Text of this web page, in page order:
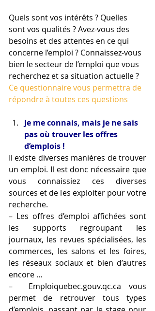
Quels sont vos intérêts ? Quelles
sont vos qualités ? Avez-vous des
besoins et des attentes en ce qui
concerne l’emploi ? Connaissez-vous
bien le secteur de l’emploi que vous
recherchez et sa situation actuelle ?
Ce questionnaire vous permettra de
répondre à toutes ces questions
Je me connais, mais je ne sais
pas où trouver les offres
d’emplois !
Il existe diverses manières de trouver
un emploi. Il est donc nécessaire que
vous connaissiez ces diverses
sources et de les exploiter pour votre
recherche.
– Les offres d’emploi affichées sont
les supports regroupant les
journaux, les revues spécialisées, les
commerces, les salons et les foires,
les réseaux sociaux et bien d’autres
encore …
–  Emploiquebec.gouv.qc.ca vous
permet de retrouver tous types